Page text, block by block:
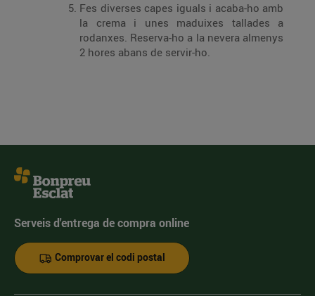
Fes diverses capes iguals i acaba-ho amb
la crema i unes maduixes tallades a
rodanxes. Reserva-ho a la nevera almenys
2 hores abans de servir-ho.
Serveis d'entrega de compra online
Comprovar el codi postal